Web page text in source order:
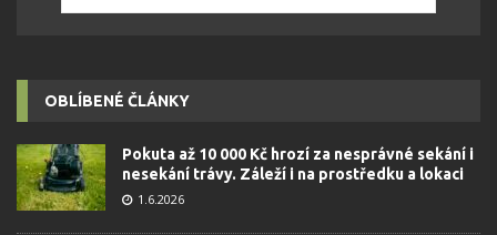
OBLÍBENÉ ČLÁNKY
Pokuta až 10 000 Kč hrozí za nesprávné sekání i
nesekání trávy. Záleží i na prostředku a lokaci
1.6.2026